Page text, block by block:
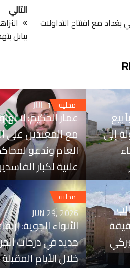
التالي
ببابل
بغداد مع افتتاح التداولات
بيع
إلى
محليه
JUL 11, 2026
عمار الحكيم: لا
مع المعتدين على
العام وندعو
علنية لكبار
محليه
JUN 29, 2026
الأنواء الجوية:
جديد في درجات
خلال الأيام المقبلة